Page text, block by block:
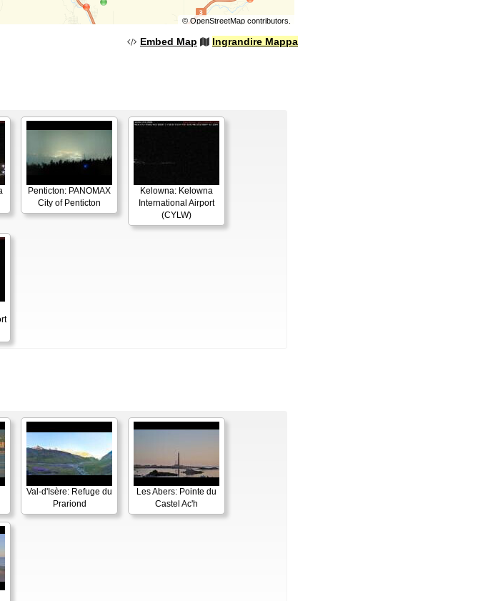
©OpenStreetMapcontributors.
Embed Map Ingrandire Mappa
Penticton: PANOMAX
City of Penticton
Kelowna: Kelowna
International Airport
(CYLW)
Val-d'Isère: Refuge du
Prariond
Les Abers: Pointe du
Castel Ac'h